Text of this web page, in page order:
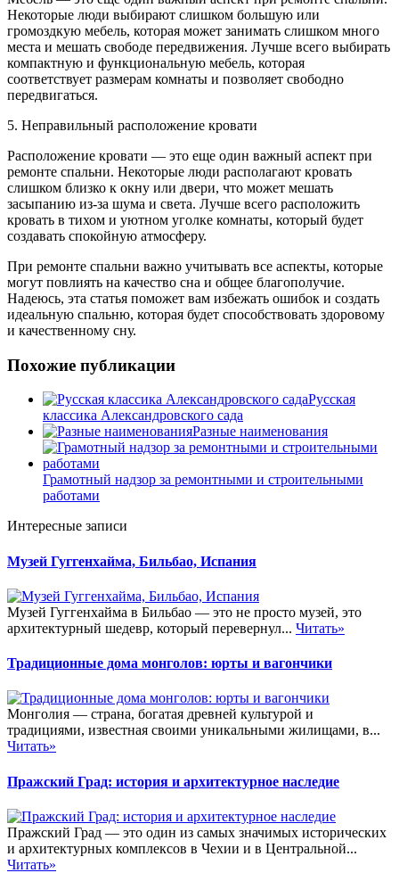
Некоторые люди выбирают слишком большую или
громоздкую мебель, которая может занимать слишком много
места и мешать свободе передвижения. Лучше всего выбирать
компактную и функциональную мебель, которая
соответствует размерам комнаты и позволяет свободно
передвигаться.
5. Неправильный расположение кровати
Расположение кровати — это еще один важный аспект при
ремонте спальни. Некоторые люди располагают кровать
слишком близко к окну или двери, что может мешать
засыпанию из-за шума и света. Лучше всего расположить
кровать в тихом и уютном уголке комнаты, который будет
создавать спокойную атмосферу.
При ремонте спальни важно учитывать все аспекты, которые
могут повлиять на качество сна и общее благополучие.
Надеюсь, эта статья поможет вам избежать ошибок и создать
идеальную спальню, которая будет способствовать здоровому
и качественному сну.
Похожие публикации
Русская
классика Александровского сада
Разные наименования
Грамотный надзор за ремонтными и строительными
работами
Интересные записи
Музей Гуггенхайма, Бильбао, Испания
Музей Гуггенхайма в Бильбао — это не просто музей, это
архитектурный шедевр, который перевернул... Читать»
Традиционные дома монголов: юрты и вагончики
Монголия — страна, богатая древней культурой и
традициями, известная своими уникальными жилищами, в...
Читать»
Пражский Град: история и архитектурное наследие
Пражский Град — это один из самых значимых исторических
и архитектурных комплексов в Чехии и в Центральной...
Читать»